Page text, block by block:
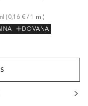
(0,16 € / 1 ml)
DOVANA